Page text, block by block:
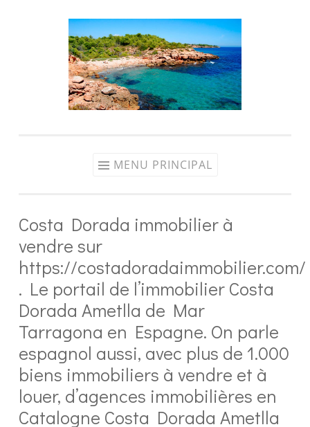
MENU PRINCIPAL
Costa Dorada immobilier à
vendre sur
https://costadoradaimmobilier.com/
. Le portail de l’immobilier Costa
Dorada Ametlla de Mar
Tarragona en Espagne. On parle
espagnol aussi, avec plus de 1.000
biens immobiliers à vendre et à
louer, d’agences immobilières en
Catalogne Costa Dorada Ametlla